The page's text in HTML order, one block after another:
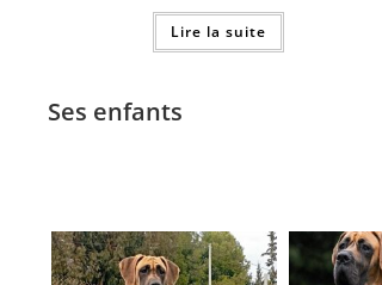
Lire la suite
Ses enfants